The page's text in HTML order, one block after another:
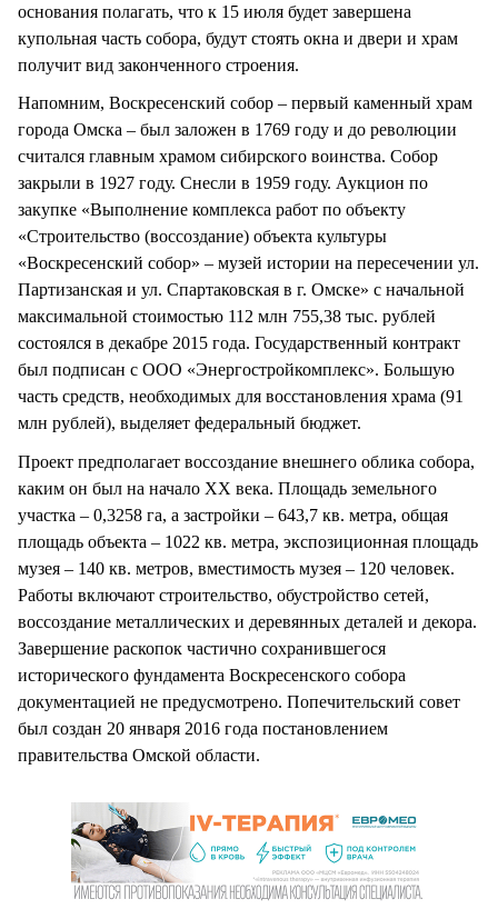
основания полагать, что к 15 июля будет завершена
купольная часть собора, будут стоять окна и двери и храм
получит вид законченного строения.
Напомним, Воскресенский собор – первый каменный храм
города Омска – был заложен в 1769 году и до революции
считался главным храмом сибирского воинства. Собор
закрыли в 1927 году. Снесли в 1959 году. Аукцион по
закупке «Выполнение комплекса работ по объекту
«Строительство (воссоздание) объекта культуры
«Воскресенский собор» – музей истории на пересечении ул.
Партизанская и ул. Спартаковская в г. Омске» с начальной
максимальной стоимостью 112 млн 755,38 тыс. рублей
состоялся в декабре 2015 года. Государственный контракт
был подписан с ООО «Энергостройкомплекс». Большую
часть средств, необходимых для восстановления храма (91
млн рублей), выделяет федеральный бюджет.
Проект предполагает воссоздание внешнего облика собора,
каким он был на начало XX века. Площадь земельного
участка – 0,3258 га, а застройки – 643,7 кв. метра, общая
площадь объекта – 1022 кв. метра, экспозиционная площадь
музея – 140 кв. метров, вместимость музея – 120 человек.
Работы включают строительство, обустройство сетей,
воссоздание металлических и деревянных деталей и декора.
Завершение раскопок частично сохранившегося
исторического фундамента Воскресенского собора
документацией не предусмотрено. Попечительский совет
был создан 20 января 2016 года постановлением
правительства Омской области.